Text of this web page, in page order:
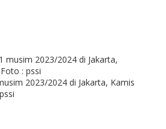
2023/2024 di Jakarta, Kamis